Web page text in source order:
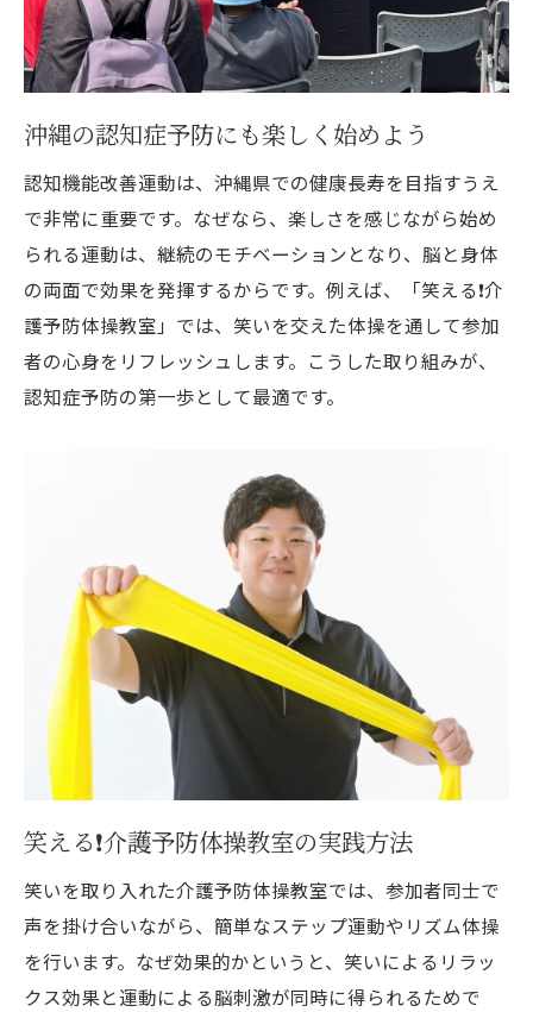
笑える❗️介護予防体操教室で得るヒント
認知症予防・転倒予防の地域活動を解説
🌺認知機能改善運動が健康長寿を支える
日々の小さな努力が大きな効果につながる
これからの毎日に笑顔を増やす運動習慣
沖縄の認知症予防にも笑顔が増える体操
認知症予防・転倒予防運動の生活への広が
り
笑いと運動で健康長寿を一緒に目指そう
沖縄の認知症予防にも楽しく始めよう
認知機能改善運動は、沖縄県での健康長寿を目指すうえ
で非常に重要です。なぜなら、楽しさを感じながら始め
られる運動は、継続のモチベーションとなり、脳と身体
の両面で効果を発揮するからです。例えば、「笑える❗️介
護予防体操教室」では、笑いを交えた体操を通して参加
者の心身をリフレッシュします。こうした取り組みが、
認知症予防の第一歩として最適です。
笑える❗️介護予防体操教室の実践方法
笑いを取り入れた介護予防体操教室では、参加者同士で
声を掛け合いながら、簡単なステップ運動やリズム体操
を行います。なぜ効果的かというと、笑いによるリラッ
クス効果と運動による脳刺激が同時に得られるためで